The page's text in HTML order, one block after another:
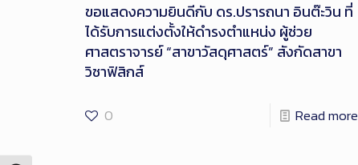
ขอแสดงความยินดีกับ ดร.ปรารถนา อินต๊ะวิน ที่
ได้รับการแต่งตั้งให้ดำรงตำแหน่ง ผู้ช่วย
ศาสตราจารย์ “สาขาวัสดุศาสตร์” สังกัดสาขา
วิชาฟิสิกส์
0 Read more